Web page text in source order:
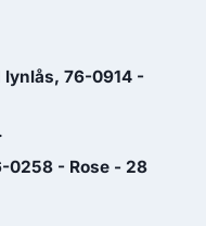
kr..
kr..
lynlås, 76-0914 -
aktuelle
0258 - Rose - 28